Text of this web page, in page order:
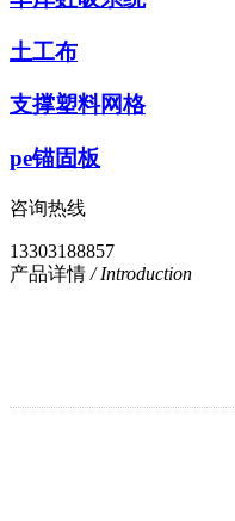
土工布
支撑塑料网格
pe锚固板
咨询热线
13303188857
产品详情 / Introduction